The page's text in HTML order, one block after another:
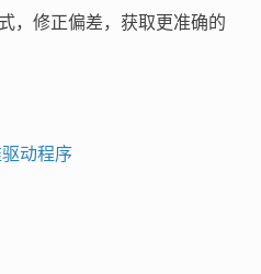
，修正偏差，获取更准确的
动程序